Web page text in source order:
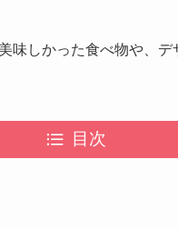
しかった食べ物や、デ
目次